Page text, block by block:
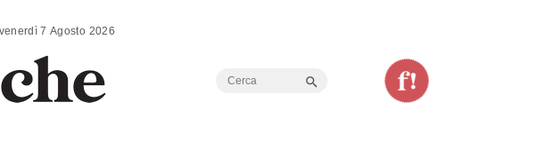
ANALISI | COMMENTI | SCENARI - venerdì 7 Agosto 2026
Search